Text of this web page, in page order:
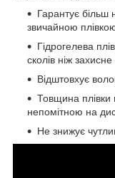
Гарантує більш
звичайною
Гідрогелева
сколів ніж захисне
Відштовхує
Товщина плівки
непомітною на
Не знижує